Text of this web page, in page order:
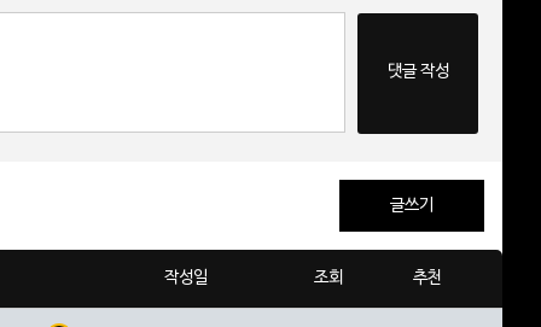
댓글 작성
글쓰기
작성일 조회 추천